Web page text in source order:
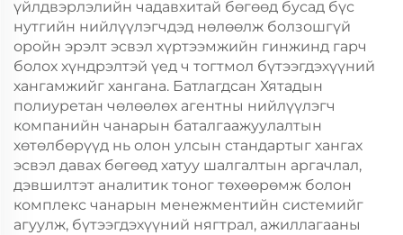
үйлдвэрлэлийн чадавхитай бөгөөд бусад бүс
нутгийн нийлүүлэгчдэд нөлөөлж болзошгүй
оройн эрэлт эсвэл хүртээмжийн гинжинд гарч
болох хүндрэлтэй үед ч тогтмол бүтээгдэхүүний
хангамжийг хангана. Батлагдсан Хятадын
полиуретан чөлөөлөх агентны нийлүүлэгч
компанийн чанарын баталгаажуулалтын
хөтөлбөрүүд нь олон улсын стандартыг хангах
эсвэл давах бөгөөд хатуу шалгалтын аргачлал,
дэвшилтэт аналитик тоног төхөөрөмж болон
комплекс чанарын менежментийн системийг
агуулж, бүтээгдэхүүний нягтрал, ажиллагааны